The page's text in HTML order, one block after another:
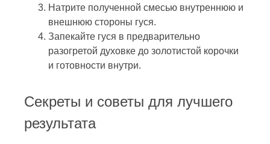
Натрите полученной смесью внутреннюю и
внешнюю стороны гуся.
Запекайте гуся в предварительно
разогретой духовке до золотистой корочки
и готовности внутри.
Секреты и советы для лучшего
результата